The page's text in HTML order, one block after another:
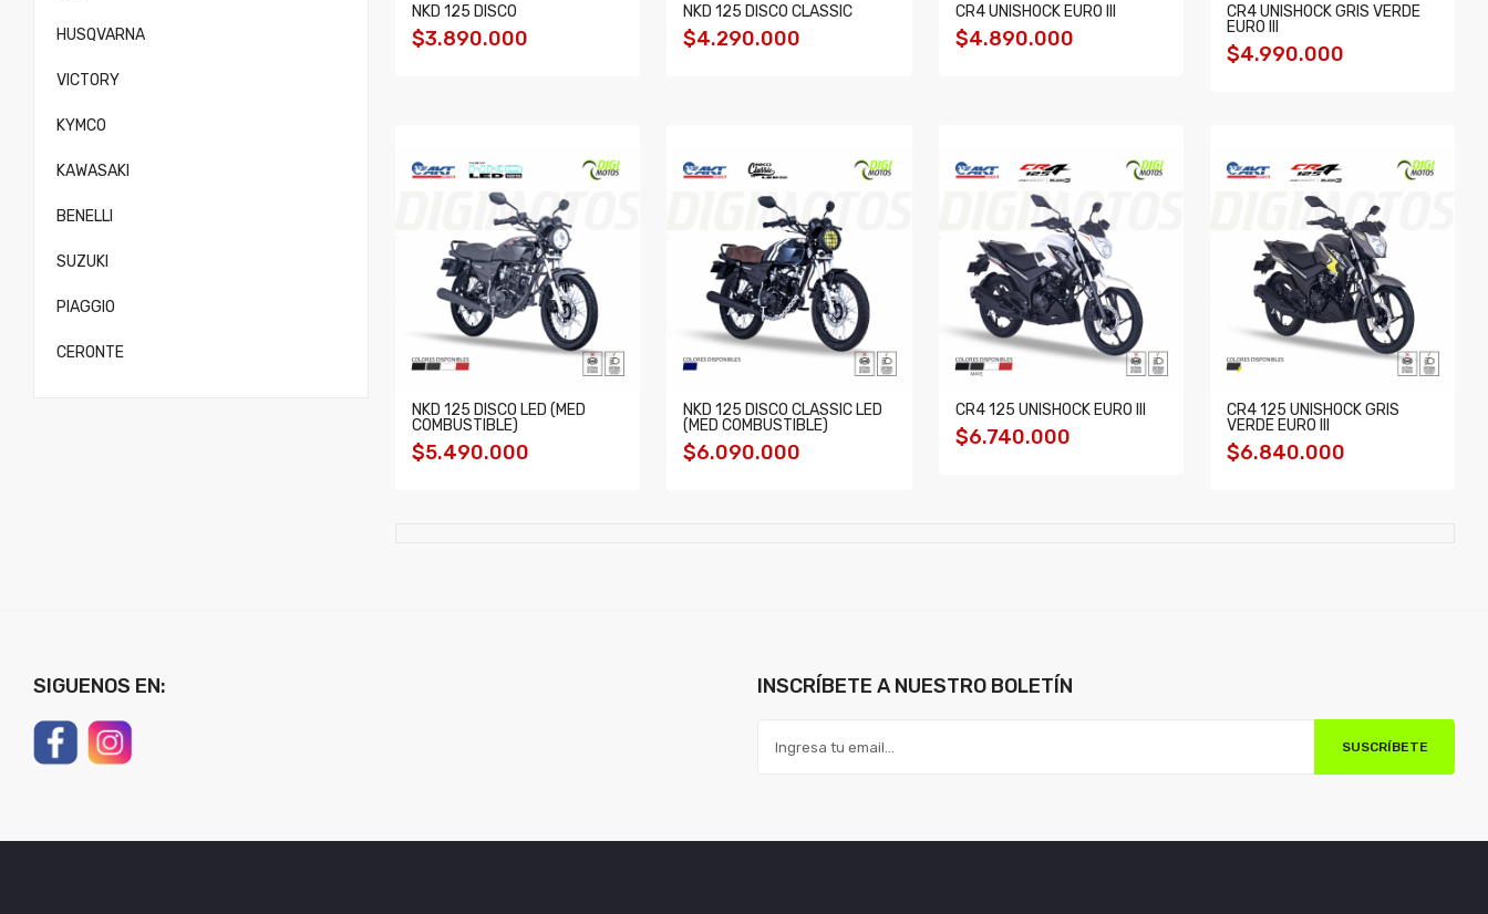
HUSQVARNA
VICTORY
KYMCO
KAWASAKI
BENELLI
SUZUKI
PIAGGIO
CERONTE
NKD 125 DISCO
$3.890.000
NKD 125 DISCO CLASSIC
$4.290.000
CR4 UNISHOCK EURO III
$4.890.000
CR4 UNISHOCK GRIS VERDE
EURO III
$4.990.000
NKD 125 DISCO LED (MED
COMBUSTIBLE)
$5.490.000
NKD 125 DISCO CLASSIC LED
(MED COMBUSTIBLE)
$6.090.000
CR4 125 UNISHOCK EURO III
$6.740.000
CR4 125 UNISHOCK GRIS
VERDE EURO III
$6.840.000
SIGUENOS EN: INSCRÍBETE A NUESTRO BOLETÍN
SUSCRÍBETE